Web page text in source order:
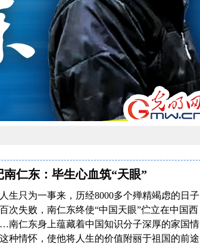
南仁东：毕生心血筑“天眼”
人生只为一事来，历经8000多个殚精竭虑的日子
次失败，南仁东终使“中国天眼”伫立在中国西
仁东身上蕴藏着中国知识分子深厚的家国情
种情怀，使他将人生的价值附丽于祖国的前途